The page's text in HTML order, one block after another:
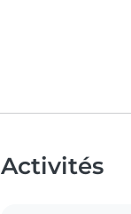
Activités